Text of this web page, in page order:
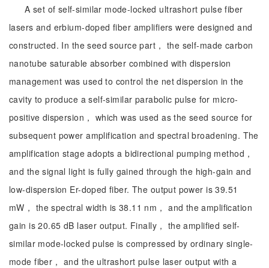
A set of self-similar mode-locked ultrashort pulse fiber
lasers and erbium-doped fiber amplifiers were designed and
constructed. In the seed source part， the self-made carbon
nanotube saturable absorber combined with dispersion
management was used to control the net dispersion in the
cavity to produce a self-similar parabolic pulse for micro-
positive dispersion， which was used as the seed source for
subsequent power amplification and spectral broadening. The
amplification stage adopts a bidirectional pumping method，
and the signal light is fully gained through the high-gain and
low-dispersion Er-doped fiber. The output power is 39.51
mW， the spectral width is 38.11 nm， and the amplification
gain is 20.65 dB laser output. Finally， the amplified self-
similar mode-locked pulse is compressed by ordinary single-
mode fiber， and the ultrashort pulse laser output with a